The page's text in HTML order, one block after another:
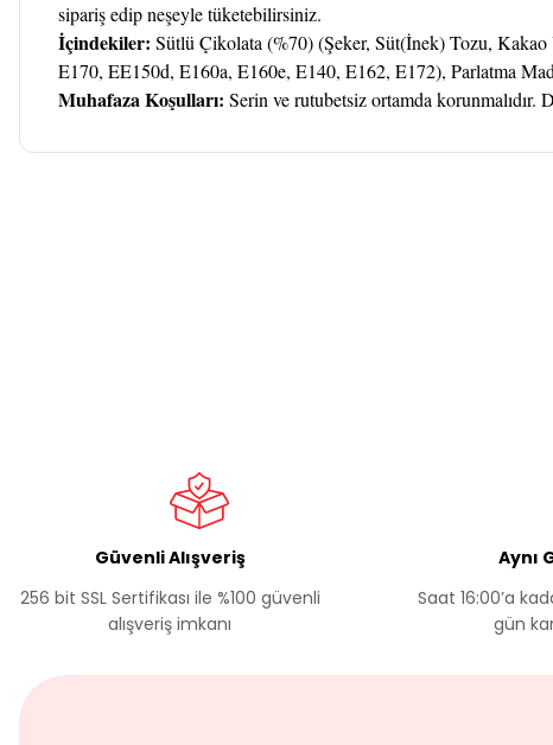
sipariş edip neşeyle tüketebilirsiniz.
İçindekiler: Sütlü Çikolata (%70) (Şeker, Süt(İnek) Tozu,
E170, EE150d, E160a, E160e, E140, E162, E172), Parlatma
Muhafaza Koşulları: Serin ve rutubetsiz ortamda korunmalıdır.
Güvenli Alışveriş
256 bit SSL Sertifikası ile %100 güvenli
alışveriş imkanı
Aynı
Saat 16:00’a
gün